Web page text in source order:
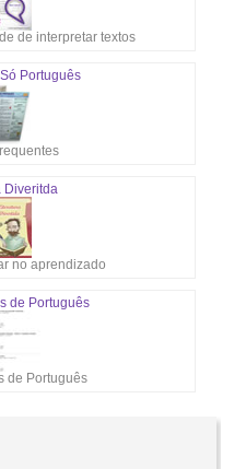
de interpretar textos
Português
Diveritda
no aprendizado
de Português
de Português